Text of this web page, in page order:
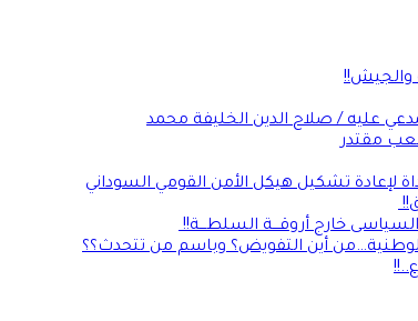
والجيش!!
عليه / صلاح الدين الخليفة محمد
مقتدر
لإعادة تشكيل هيكل الأمن القومي السوداني
خارج أروقـــة السلطـــة!!
أين التفويض؟ وباسم من تتحدث؟؟